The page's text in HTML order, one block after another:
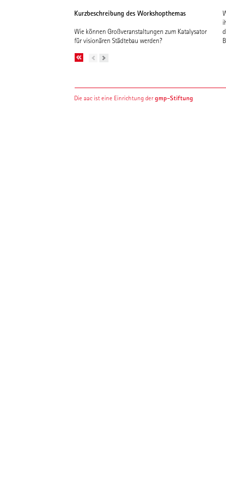
Kurzbeschreibung des Workshopthemas
Wie können Großveranstaltungen zum Katalysator
für visionären Städtebau werden?
Die aac ist eine Einrichtung dergmp-Stiftung